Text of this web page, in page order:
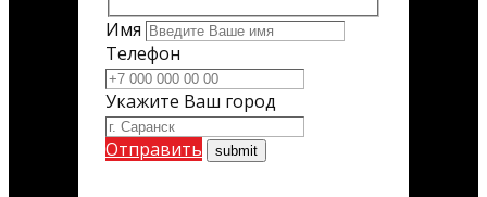
Имя
Телефон
Укажите Ваш город
Отправить